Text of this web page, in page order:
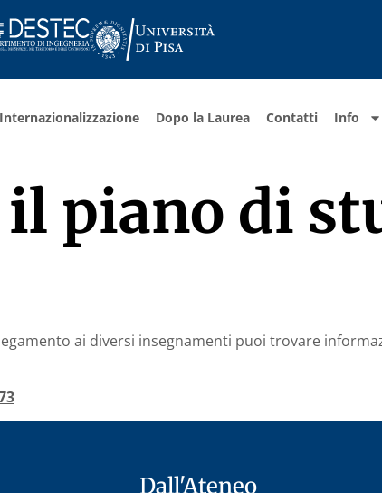
Internazionalizzazione Dopo la Laurea Contatti Info
il piano di
ai diversi insegnamenti puoi trovare
Dall'Ateneo